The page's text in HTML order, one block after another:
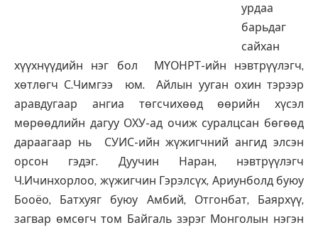
урдаа
барьдаг
сайхан
хүүхнүүдийн нэг бол МҮОНРТ-ийн нэвтрүүлэгч,
хөтлөгч С.Чимгээ юм. Айлын ууган охин тэрээр
аравдугаар ангиа төгсчихөөд өөрийн хүсэл
мөрөөдлийн дагуу ОХУ-ад очиж суралцсан бөгөөд
дараагаар нь СУИС-ийн жүжигчний ангид элсэн
орсон гэдэг. Дуучин Наран, нэвтрүүлэгч
Ч.Ичинхорлоо, жүжигчин Гэрэлсүх, Ариунболд буюу
Бооёо, Батхуяг буюу Амбий, Отгонбат, Баярхүү,
загвар өмсөгч том Байгаль зэрэг Монголын нэгэн